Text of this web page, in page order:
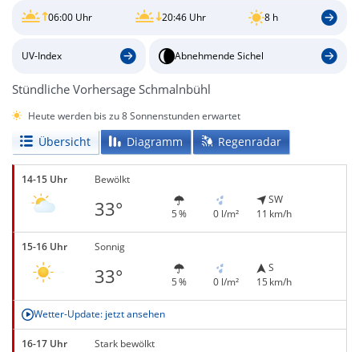
06:00 Uhr 20:46 Uhr 8 h
UV-Index Abnehmende Sichel
Stündliche Vorhersage Schmalnbühl
Heute werden bis zu 8 Sonnenstunden erwartet
Übersicht Diagramm Regenradar
14-15 Uhr Bewölkt
33° 5 % 0 l/m²
SW
11 km/h
15-16 Uhr Sonnig
33° 5 % 0 l/m²
S
15 km/h
Wetter-Update: jetzt ansehen
16-17 Uhr Stark bewölkt